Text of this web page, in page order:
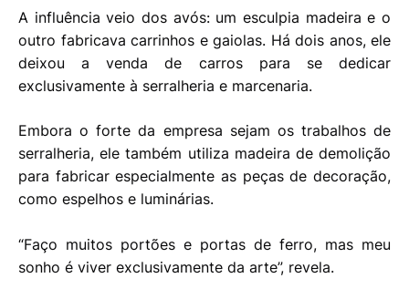
A influência veio dos avós: um esculpia madeira e o
outro fabricava carrinhos e gaiolas. Há dois anos, ele
deixou a venda de carros para se dedicar
exclusivamente à serralheria e marcenaria.
Embora o forte da empresa sejam os trabalhos de
serralheria, ele também utiliza madeira de demolição
para fabricar especialmente as peças de decoração,
como espelhos e luminárias.
“Faço muitos portões e portas de ferro, mas meu
sonho é viver exclusivamente da arte”, revela.